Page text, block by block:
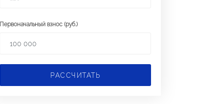
Первоначальный взнос (руб.)
РАССЧИТАТЬ